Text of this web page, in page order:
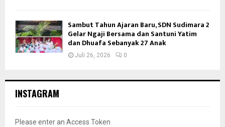
Sambut Tahun Ajaran Baru, SDN Sudimara 2
Gelar Ngaji Bersama dan Santuni Yatim
dan Dhuafa Sebanyak 27 Anak
Juli 26, 2026 0
INSTAGRAM
Please enter an Access Token